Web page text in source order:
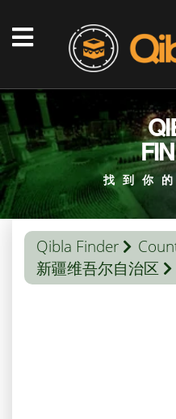
找到你
Qibla Finder
新疆维吾尔自治区